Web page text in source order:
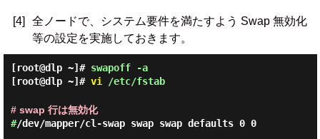
[4]
全ノードで、システム要件を満たすよう Swap 無効化
等の設定を実施しておきます。
[root@dlp ~]# swapoff -a
[root@dlp ~]# vi /etc/fstab
# swap 行は無効化
#/dev/mapper/cl-swap swap swap defaults 0 0